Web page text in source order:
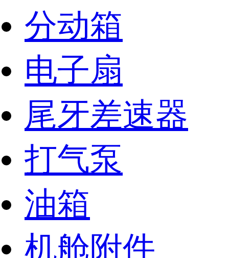
分动箱
电子扇
尾牙差速器
打气泵
油箱
机舱附件